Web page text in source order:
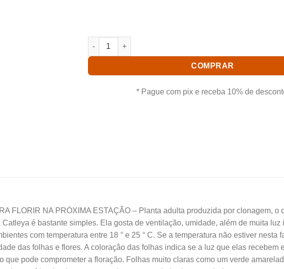
LC. PREM `FONG YUEM´ ADULTA quantidade
COMPRAR
* Pague com pix e receba 10% de
FLORIR NA PRÓXIMA ESTAÇÃO – Planta adulta produzida por clonagem, o
é bastante simples. Ela gosta de ventilação, umidade, além de muita luz
com temperatura entre 18 ° e 25 ° C. Se a temperatura não estiver nesta
das folhas e flores. A coloraçâo das folhas indica se a luz que elas recebem
que pode comprometer a floração. Folhas muito claras como um verde